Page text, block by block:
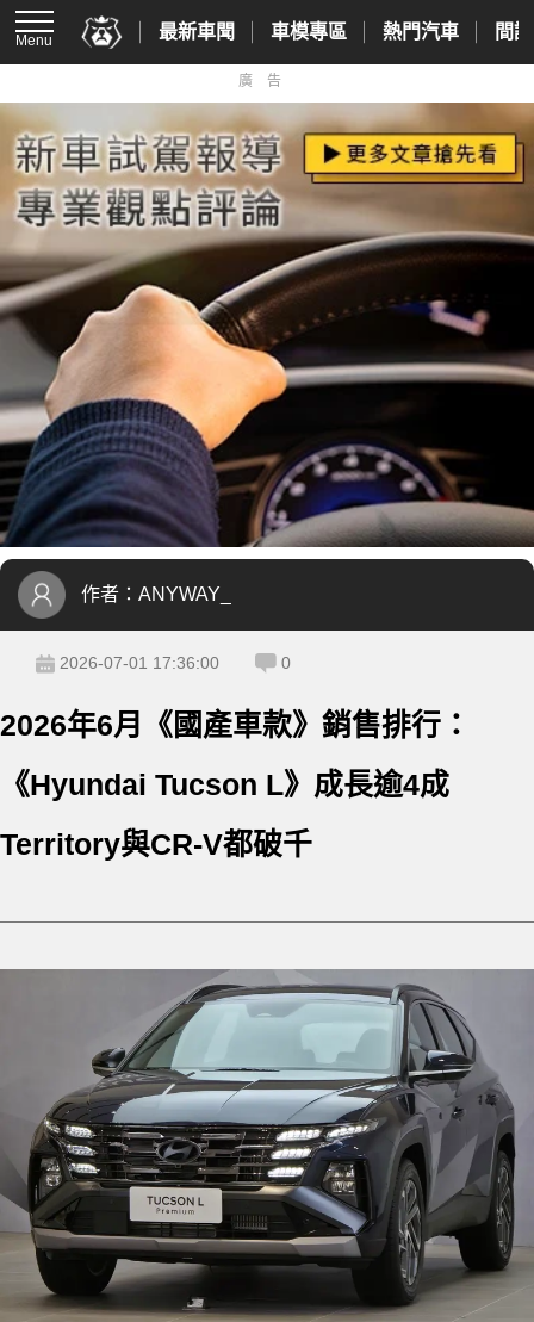
Menu 最新車聞 車模專區 熱門汽車 間
廣告
作者： ANYWAY_
2026-07-01 17:36:00 0
2026年6月《國產車款》銷售排行：
《Hyundai Tucson L》成長逾4成
Territory與CR-V都破千